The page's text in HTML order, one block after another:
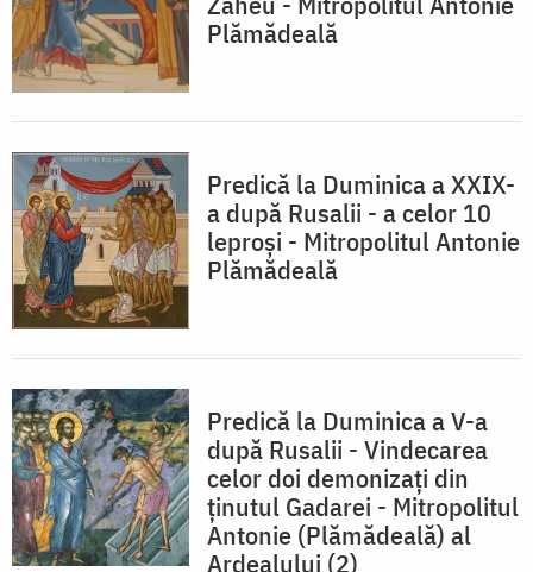
Plămădeală
Predică la Duminica a XXIX-
a după Rusalii - a celor 10
leproşi - Mitropolitul Antonie
Plămădeală
Predică la Duminica a V-a
după Rusalii - Vindecarea
celor doi demonizaţi din
ţinutul Gadarei - Mitropolitul
Antonie (Plămădeală) al
Ardealului (2)